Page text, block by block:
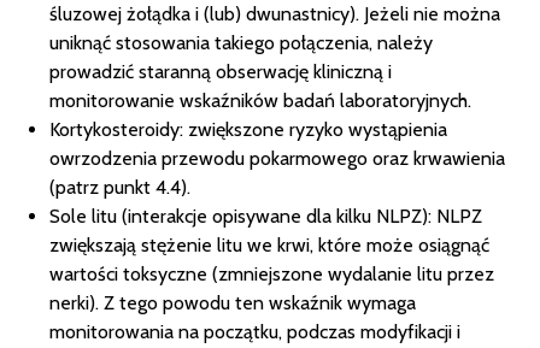
śluzowej żołądka i (lub) dwunastnicy). Jeżeli nie można
uniknąć stosowania takiego połączenia, należy
prowadzić staranną obserwację kliniczną i
monitorowanie wskaźników badań laboratoryjnych.
Kortykosteroidy: zwiększone ryzyko wystąpienia
owrzodzenia przewodu pokarmowego oraz krwawienia
(patrz punkt 4.4).
Sole litu (interakcje opisywane dla kilku NLPZ): NLPZ
zwiększają stężenie litu we krwi, które może osiągnąć
wartości toksyczne (zmniejszone wydalanie litu przez
nerki). Z tego powodu ten wskaźnik wymaga
monitorowania na początku, podczas modyfikacji i